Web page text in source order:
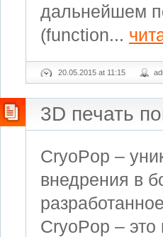
дальнейшем
(function...
20.05.2015 at 11:15
3D печать
CryoPop –
внедрения в
CryoPop –